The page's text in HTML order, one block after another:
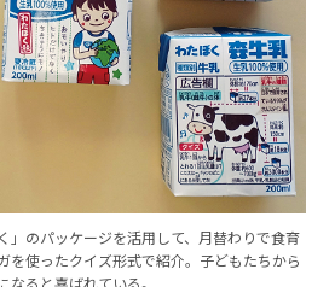
」のパッケージを活用して、月替わりで食育
を使ったクイズ形式で紹介。子どもたちから
ると喜ばれている。